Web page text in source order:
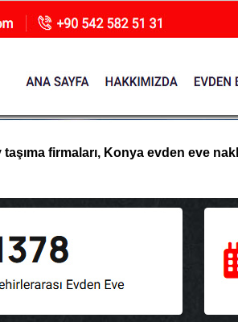
firmaları, Konya evden eve